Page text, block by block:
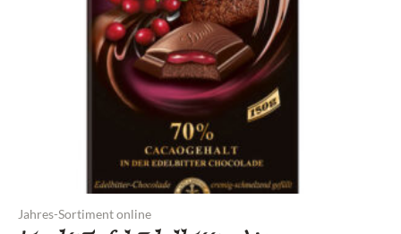
Jahres-Sortiment online